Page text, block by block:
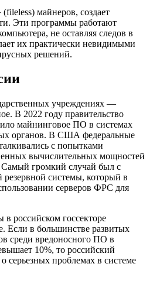
майнеров, создает
Эти программы работают
не оставляя следов в
их практически невидимыми
решений.
учреждениях —
В 2022 году правительство
майнинговое ПО в системах
органов. В США федеральные
с попытками
вычислительных мощностей
громкий случай был с
системы, который в
серверов ФРС для
российском госсекторе
Если в большинстве развитых
среди вредоносного ПО в
10%, то российский
серьезных проблемах в системе